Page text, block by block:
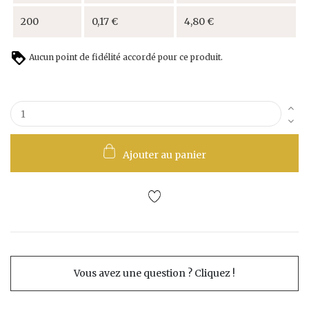
200 0,17 € 4,80 €
Aucun point de fidélité accordé pour ce produit.
Ajouter au panier
Vous avez une question ? Cliquez !